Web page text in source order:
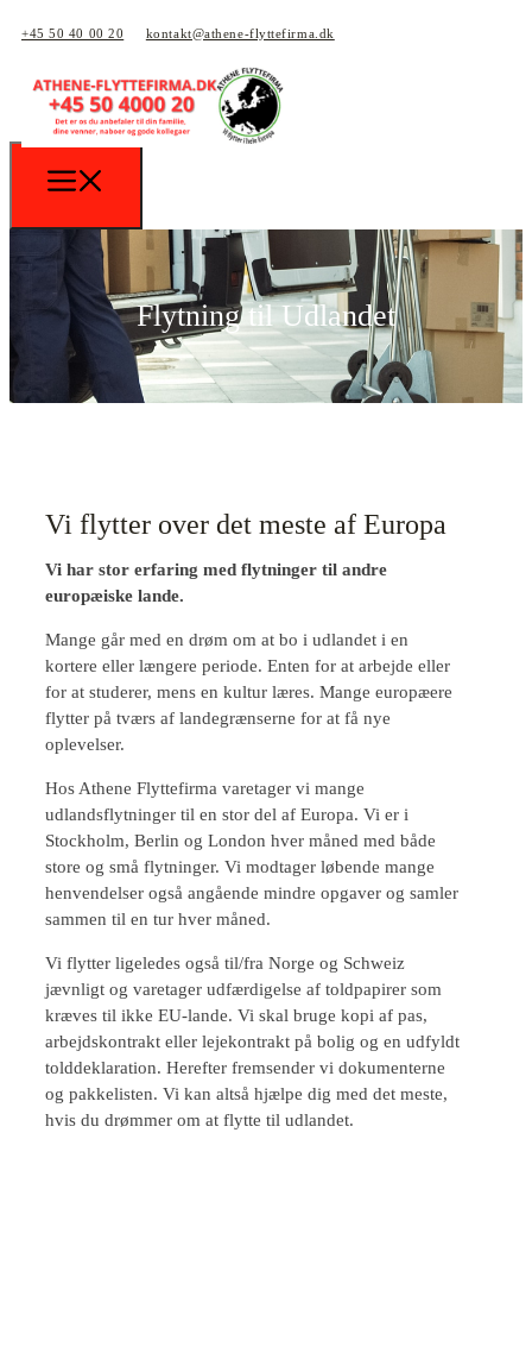
+45 50 40 00 20 kontakt@athene-flyttefirma.dk
Flytning til Udlandet
Vi flytter over det meste af Europa
Vi har stor erfaring med flytninger til andre
europæiske lande.
Mange går med en drøm om at bo i udlandet i en
kortere eller længere periode. Enten for at arbejde eller
for at studerer, mens en kultur læres. Mange europæere
flytter på tværs af landegrænserne for at få nye
oplevelser.
Hos Athene Flyttefirma varetager vi mange
udlandsflytninger til en stor del af Europa. Vi er i
Stockholm, Berlin og London hver måned med både
store og små flytninger. Vi modtager løbende mange
henvendelser også angående mindre opgaver og samler
sammen til en tur hver måned.
Vi flytter ligeledes også til/fra Norge og Schweiz
jævnligt og varetager udfærdigelse af toldpapirer som
kræves til ikke EU-lande. Vi skal bruge kopi af pas,
arbejdskontrakt eller lejekontrakt på bolig og en udfyldt
tolddeklaration. Herefter fremsender vi dokumenterne
og pakkelisten. Vi kan altså hjælpe dig med det meste,
hvis du drømmer om at flytte til udlandet.